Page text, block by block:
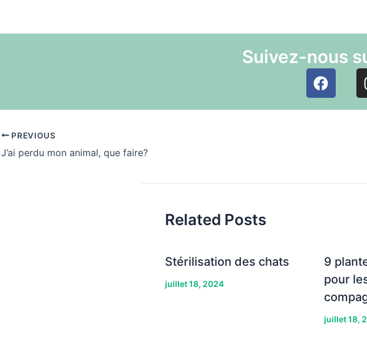
Suivez-nous
F
a
PREVIOUS
J’ai perdu mon animal, que faire?
Related Posts
Stérilisation des chats
juillet 18, 2024
9
pour
juillet 18,